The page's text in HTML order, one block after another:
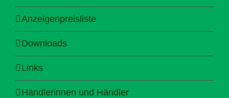
Anzeigenpreisliste
Downloads
Links
Händlerinnen und Händler